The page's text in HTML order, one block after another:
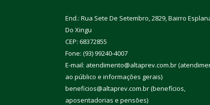
End.: Rua Sete De Setembro, 2829, Bairro
Do Xingu
CEP: 68372855
Fone: (93) 99240-4007
E-mail: atendimento@altaprev.com.br
ao público e informações gerais)
beneficios@altaprev.com.br (benefícios,
aposentadorias e pensões)